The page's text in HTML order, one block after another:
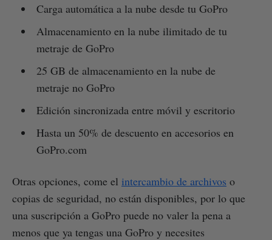
Carga automática a la nube desde tu GoPro
Almacenamiento en la nube ilimitado de tu
metraje de GoPro
25 GB de almacenamiento en la nube de
metraje no GoPro
Edición sincronizada entre móvil y escritorio
Hasta un 50% de descuento en accesorios en
GoPro.com
Otras opciones, come el intercambio de archivos o
copias de seguridad, no están disponibles, por lo que
una suscripción a GoPro puede no valer la pena a
menos que ya tengas una GoPro y necesites